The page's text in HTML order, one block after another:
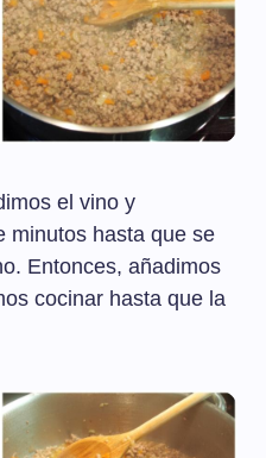
el vino y
minutos hasta que se
Entonces, añadimos
cocinar hasta que la